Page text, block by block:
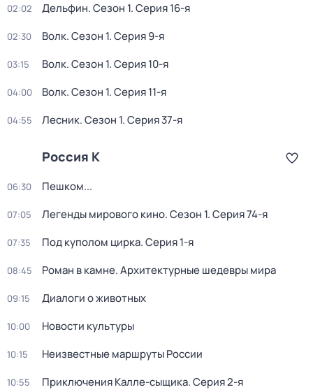
02:02 Дельфин. Сезон 1. Серия 16-я
02:30 Волк. Сезон 1. Серия 9-я
03:15 Волк. Сезон 1. Серия 10-я
04:00 Волк. Сезон 1. Серия 11-я
04:55 Лесник. Сезон 1. Серия 37-я
Россия К
06:30 Пешком...
07:05 Легенды мирового кино. Сезон 1. Серия 74-я
07:35 Под куполом цирка. Серия 1-я
08:45 Роман в камне. Архитектурные шедевры мира
09:15 Диалоги о животных
10:00 Новости культуры
10:15 Неизвестные маршруты России
10:55 Приключения Калле-сыщика. Серия 2-я